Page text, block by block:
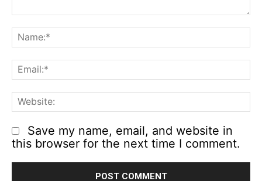
Save my name, email, and website in
this browser for the next time I comment.